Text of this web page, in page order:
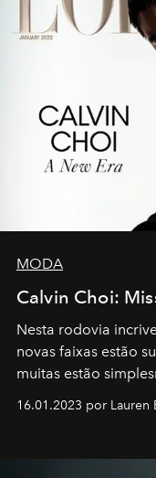
MODA
Calvin Choi:
Nesta rodovia
novas faixas estão
muitas estão
transportador
por propósitos,
16.01.2023 por Lauren